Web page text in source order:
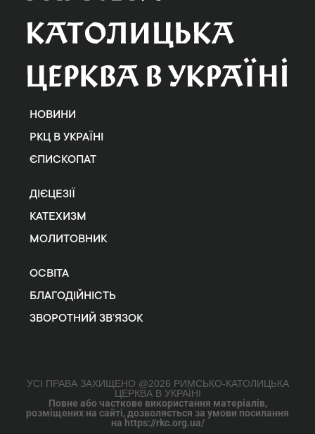
НОВИНИ
РКЦ В УКРАЇНІ
ЄПИСКОПАТ
ДІЄЦЕЗІЇ
КАТЕХИЗМ
МОЛИТОВНИК
ОСВІТА
БЛАГОДІЙНІСТЬ
ЗВОРОТНИЙ ЗВ’ЯЗОК
УСІ ПРАВА ЗАХИЩЕНО @2026 РИМСЬКО-КАТОЛИЦЬКА
ЦЕРКВА В УКРАЇНІ
Повне або часткове використання матеріалів,
розміщених на сайті, дозволяється за умови посилання
на https://rkc.org.ua/